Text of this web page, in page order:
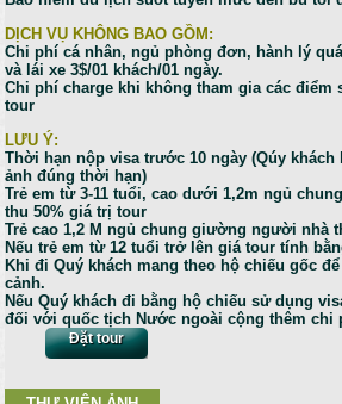
DỊCH VỤ KHÔNG BAO GỒM:
Chi phí cá nhân, ngủ phòng đơn, hành lý
và lái xe 3$/01 khách/01 ngày.
Chi phí charge khi không tham gia các điểm
tour
LƯU Ý:
Thời hạn nộp visa trước 10 ngày (Qúy
ảnh đúng thời hạn)
Trẻ em từ 3-11 tuổi, cao dưới 1,2m ngủ
thu 50% giá trị tour
Trẻ cao 1,2 M ngủ chung giường người nhà
Nếu trẻ em từ 12 tuổi trở lên giá tour tính
Khi đi Quý khách mang theo hộ chiếu gốc
cảnh.
Nếu Quý khách đi bằng hộ chiếu sử dụng
đối với quốc tịch Nước ngoài cộng thêm chi
Đặt tour